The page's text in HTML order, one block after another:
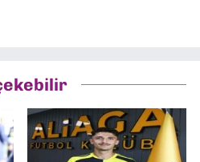
de üstleniyorum.